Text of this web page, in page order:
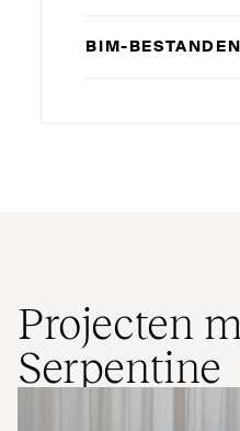
BIM-BESTANDEN
Projecten
Serpentine